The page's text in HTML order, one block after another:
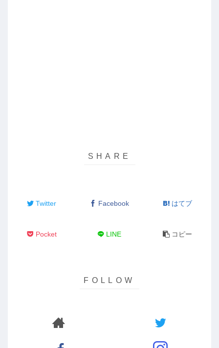
Twitter Facebook はてブ
Pocket LINE コピー